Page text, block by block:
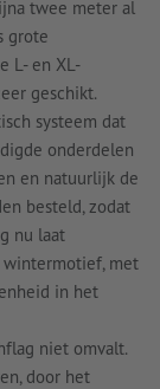
twee meter al
grote
L- en XL-
geschikt.
systeem dat
onderdelen
en natuurlijk de
besteld, zodat
nu laat
wintermotief, met
in het
niet omvalt.
door het